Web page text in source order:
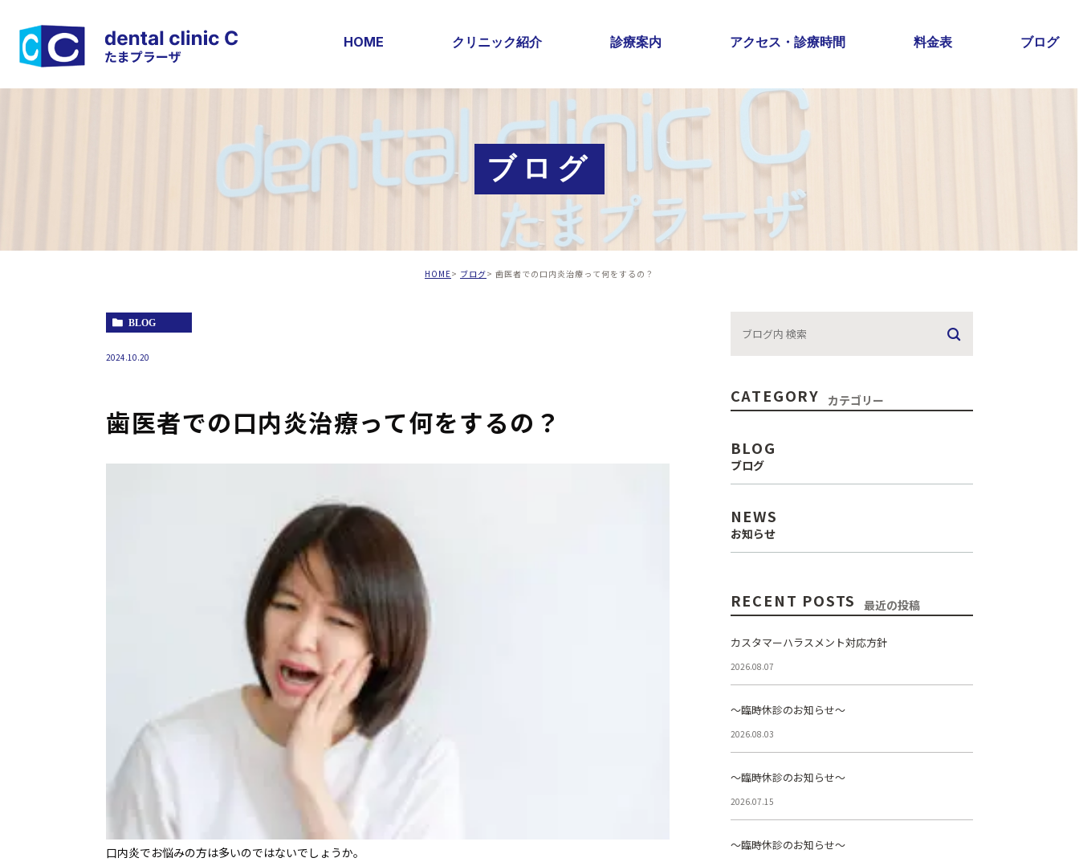
HOME クリニック紹介 診療案内 アクセス・診療時間 料金表 ブログ
ブログ
HOME ブログ 歯医者での口内炎治療って何をするの？
BLOG
2024.10.20
歯医者での口内炎治療って何をするの？
口内炎でお悩みの方は多いのではないでしょうか。
CATEGORY カテゴリー
BLOG
ブログ
NEWS
お知らせ
RECENT POSTS 最近の投稿
カスタマーハラスメント対応方針
2026.08.07
～臨時休診のお知らせ～
2026.08.03
～臨時休診のお知らせ～
2026.07.15
～臨時休診のお知らせ～